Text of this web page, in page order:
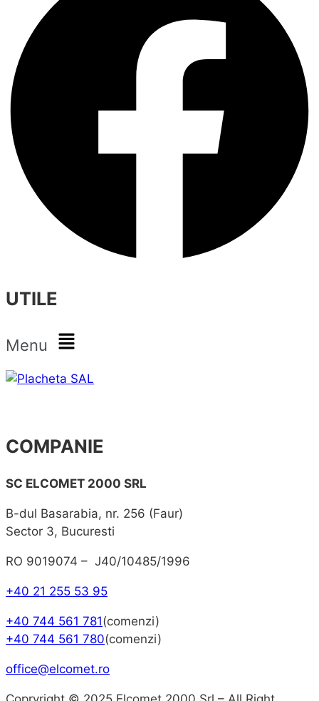
UTILE
Menu
COMPANIE
SC ELCOMET 2000 SRL
B-dul Basarabia, nr. 256 (Faur)
Sector 3, Bucuresti
RO 9019074 – J40/10485/1996
+40 21 255 53 95
+40 744 561 781(comenzi)
+40 744 561 780(comenzi)
office@elcomet.ro